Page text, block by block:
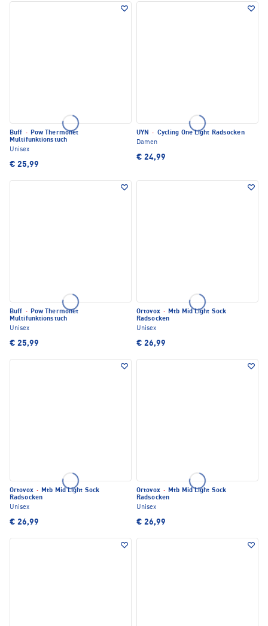
Buff · Pow Thermonet
Multifunktionstuch
Unisex
€ 25,99
UYN · Cycling One Light Radsocken
Damen
€ 24,99
Buff · Pow Thermonet
Multifunktionstuch
Unisex
€ 25,99
Ortovox · Mtb Mid Light Sock
Radsocken
Unisex
€ 26,99
Ortovox · Mtb Mid Light Sock
Radsocken
Unisex
€ 26,99
Ortovox · Mtb Mid Light Sock
Radsocken
Unisex
€ 26,99